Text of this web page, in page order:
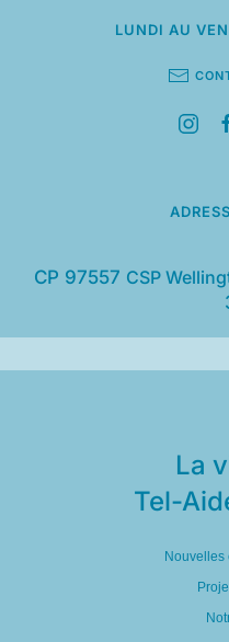
LUNDI AU
CP 97557 CSP
La
Tel-
Nouvelles